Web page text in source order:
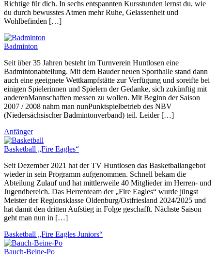
Richtige für dich. In sechs entspannten Kursstunden lernst du, wie
du durch bewusstes Atmen mehr Ruhe, Gelassenheit und
Wohlbefinden […]
Badminton
Seit über 35 Jahren besteht im Turnverein Huntlosen eine
Badmintonabteilung. Mit dem Bauder neuen Sporthalle stand dann
auch eine geeignete Wettkampfstätte zur Verfügung und soreifte bei
einigen Spielerinnen und Spielern der Gedanke, sich zukünftig mit
anderenMannschaften messen zu wollen. Mit Beginn der Saison
2007 / 2008 nahm man nunPunktspielbetrieb des NBV
(Niedersächsischer Badmintonverband) teil. Leider […]
Anfänger
Basketball „Fire Eagles“
Seit Dezember 2021 hat der TV Huntlosen das Basketballangebot
wieder in sein Programm aufgenommen. Schnell bekam die
Abteilung Zulauf und hat mittlerweile 40 Mitglieder im Herren- und
Jugendbereich. Das Herrenteam der „Fire Eagles“ wurde jüngst
Meister der Regionsklasse Oldenburg/Ostfriesland 2024/2025 und
hat damit den dritten Aufstieg in Folge geschafft. Nächste Saison
geht man nun in […]
Basketball „Fire Eagles Juniors“
Bauch-Beine-Po